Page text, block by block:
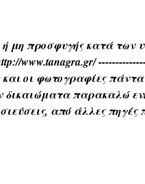
μη προσφυγής κατά των
www.tanagra.gr/
και οι φωτογραφίες
δικαιώματα παρακαλώ
από άλλες